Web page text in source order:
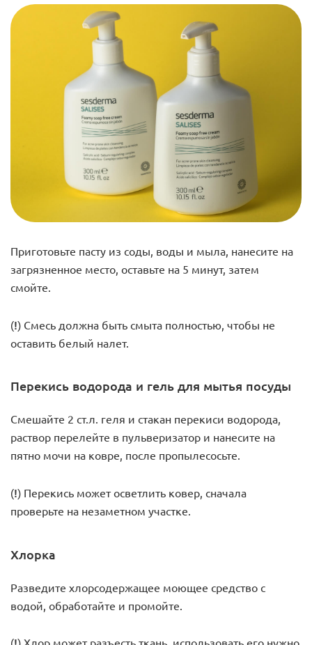
Приготовьте пасту из соды, воды и мыла, нанесите на
загрязненное место, оставьте на 5 минут, затем
смойте.
(!) Смесь должна быть смыта полностью, чтобы не
оставить белый налет.
Перекись водорода и гель для мытья посуды
Смешайте 2 ст.л. геля и стакан перекиси водорода,
раствор перелейте в пульверизатор и нанесите на
пятно мочи на ковре, после пропылесосьте.
(!) Перекись может осветлить ковер, сначала
проверьте на незаметном участке.
Хлорка
Разведите хлорсодержащее моющее средство с
водой, обработайте и промойте.